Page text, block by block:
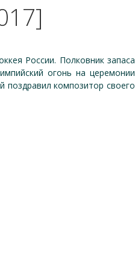
России. Полковник запаса
огонь на церемонии
композитор своего